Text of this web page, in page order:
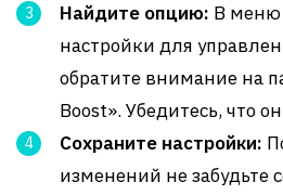
Найдите опцию: В меню
настройки для
обратите внимание на
Boost». Убедитесь, что
Сохраните настройки:
изменений не забудьте